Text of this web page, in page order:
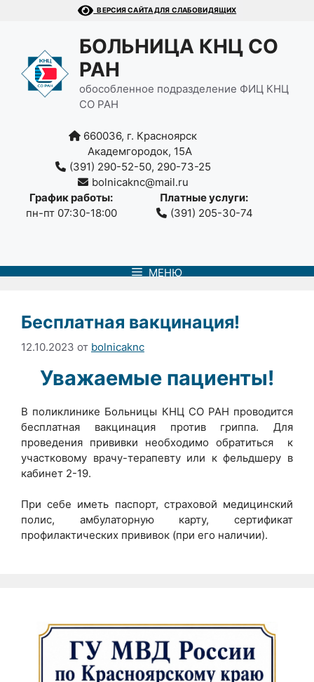
ВЕРСИЯ САЙТА ДЛЯ СЛАБОВИДЯЩИХ
БОЛЬНИЦА КНЦ СО
РАН
обособленное подразделение ФИЦ КНЦ
СО РАН
660036, г. Красноярск
Академгородок, 15А
(391) 290-52-50, 290-73-25
bolnicaknc@mail.ru
График работы:
пн-пт 07:30-18:00
Платные услуги:
(391) 205-30-74
МЕНЮ
Бесплатная вакцинация!
12.10.2023 от bolnicaknc
Уважаемые пациенты!
В поликлинике Больницы КНЦ СО РАН проводится
бесплатная вакцинация против гриппа. Для
проведения прививки необходимо обратиться к
участковому врачу-терапевту или к фельдшеру в
кабинет 2-19.
При себе иметь паспорт, страховой медицинский
полис, амбулаторную карту, сертификат
профилактических прививок (при его наличии).